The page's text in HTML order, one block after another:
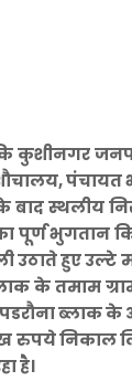
कुशीनगर
पंचायत
बाद स्थलीय
पूर्ण भुगतान
उठाते हुए उल्टे
के तमाम
ब्लाक के
रुपये निकाल
है।